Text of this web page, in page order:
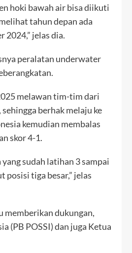
hoki bawah air bisa diikuti
tahun depan ada
jelas dia.
peralatan underwater
melawan tim-tim dari
berhak melaju ke
kemudian membalas
skor 4-1.
sudah latihan 3 sampai
posisi tiga besar,” jelas
memberikan dukungan,
(PB POSSI) dan juga Ketua